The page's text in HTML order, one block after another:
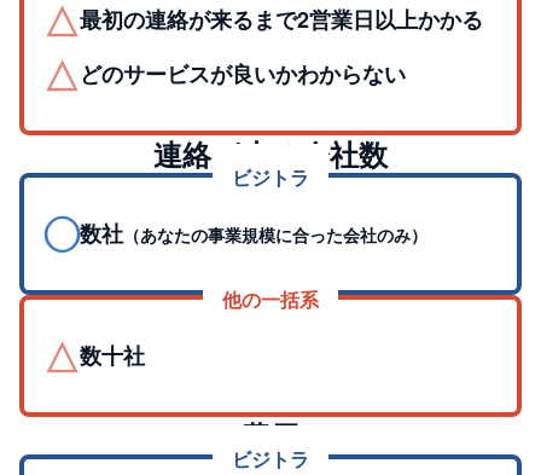
△最初の連絡が来るまで2営業日以上かかる
△どのサービスが良いかわからない
連絡が来る会社数
ビジトラ
◯数社 （あなたの事業規模に合った会社のみ）
他の一括系
△数十社
費用
ビジトラ